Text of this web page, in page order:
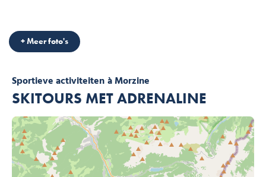
Sportieve activiteitenà Morzine
SKITOURS MET ADRENALINE
+ Meer foto's